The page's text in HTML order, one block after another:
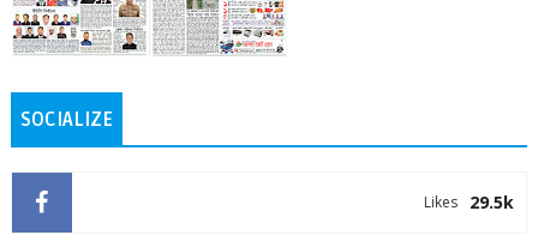
SOCIALIZE
29.5k
Likes